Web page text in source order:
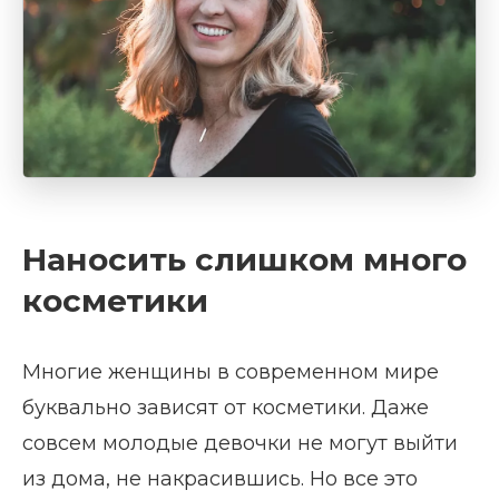
Наносить слишком много
косметики
Многие женщины в современном мире
буквально зависят от косметики. Даже
совсем молодые девочки не могут выйти
из дома, не накрасившись. Но все это